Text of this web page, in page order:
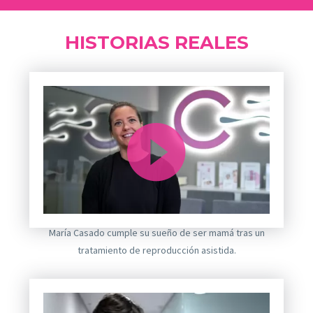
HISTORIAS REALES
de
María Casado cumple su sueño de ser mamá tras un
tratamiento de reproducción asistida.